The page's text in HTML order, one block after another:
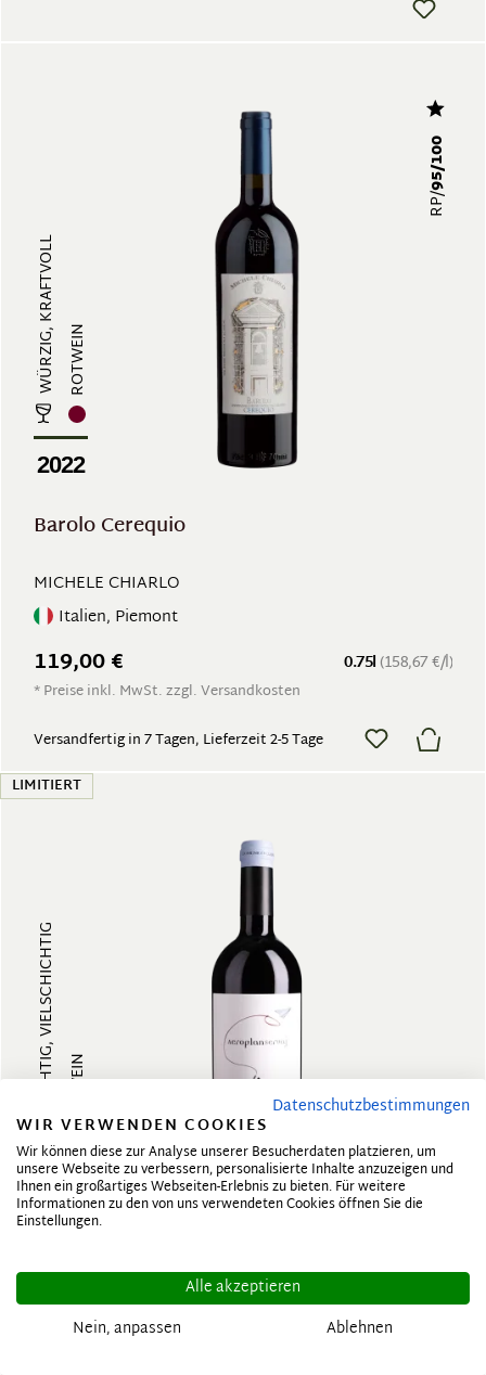
WÜRZIG, KRAFTVOLL ROTWEIN
2022
RP/
95/100
Barolo Cerequio
MICHELE CHIARLO
Italien, Piemont
0.75l (158,67 €/l)
119,00 €
* Preise inkl. MwSt. zzgl. Versandkosten
Versandfertig in 7 Tagen, Lieferzeit 2-5 Tage
LIMITIERT
FRUCHTIG, VIELSCHICHTIGROTWEIN
2020
DOMENICO CLERICO
Datenschutzbestimmungen
WIR VERWENDEN COOKIES
Wir können diese zur Analyse unserer Besucherdaten platzieren, um
unsere Webseite zu verbessern, personalisierte Inhalte anzuzeigen und
Ihnen ein großartiges Webseiten-Erlebnis zu bieten. Für weitere
Informationen zu den von uns verwendeten Cookies öffnen Sie die
Einstellungen.
Alle akzeptieren
Nein, anpassen
Ablehnen